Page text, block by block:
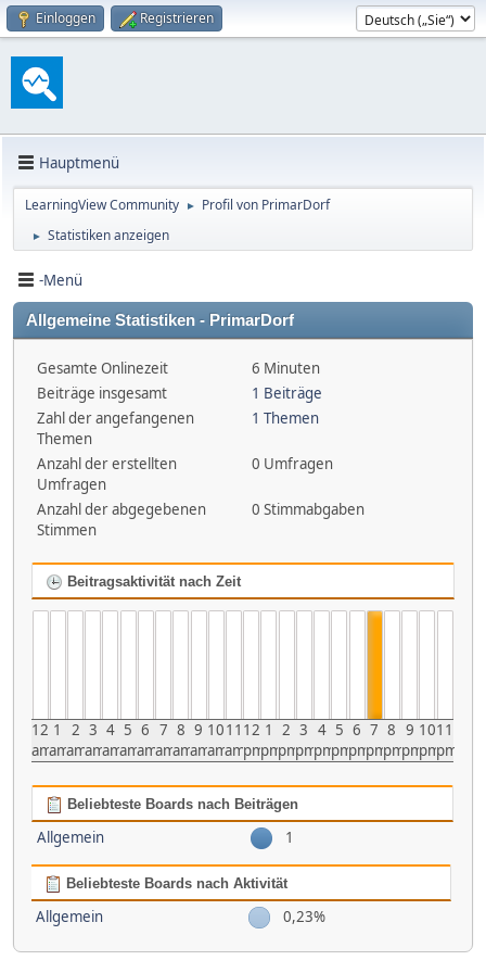
Einloggen Registrieren
Hauptmenü
LearningView Community ► Profil von PrimarDorf
► Statistiken anzeigen
-Menü
Allgemeine Statistiken - PrimarDorf
Gesamte Onlinezeit
6 Minuten
Beiträge insgesamt
1 Beiträge
Zahl der angefangenen
Themen
1 Themen
Anzahl der erstellten
Umfragen
0 Umfragen
Anzahl der abgegebenen
Stimmen
0 Stimmabgaben
Beitragsaktivität nach Zeit
12
am
1
am
2
am
3
am
4
am
5
am
6
am
7
am
8
am
9
am
10
am
11
am
12
pm
1
pm
2
pm
3
pm
4
pm
5
pm
6
pm
7
pm
8
pm
9
pm
10
pm
11
pm
Beliebteste Boards nach Beiträgen
Allgemein 1
Beliebteste Boards nach Aktivität
Allgemein 0,23%